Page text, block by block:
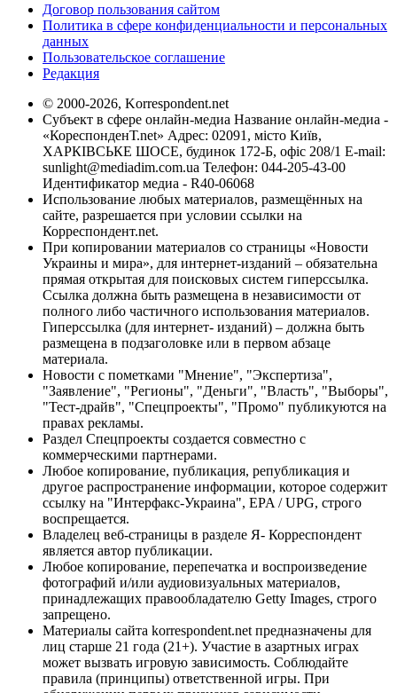
Договор пользования сайтом
Политика в сфере конфиденциальности и персональных
данных
Пользовательское соглашение
Редакция
© 2000-2026, Korrespondent.net
Субъект в сфере онлайн-медиа Название онлайн-медиа -
«КореспонденТ.net» Адрес: 02091, місто Київ,
ХАРКІВСЬКЕ ШОСЕ, будинок 172-Б, офіс 208/1 E-mail:
sunlight@mediadim.com.ua Телефон: 044-205-43-00
Идентификатор медиа - R40-06068
Использование любых материалов, размещённых на
сайте, разрешается при условии ссылки на
Корреспондент.net.
При копировании материалов со страницы «Новости
Украины и мира», для интернет-изданий – обязательна
прямая открытая для поисковых систем гиперссылка.
Ссылка должна быть размещена в независимости от
полного либо частичного использования материалов.
Гиперссылка (для интернет- изданий) – должна быть
размещена в подзаголовке или в первом абзаце
материала.
Новости с пометками "Мнение", "Экспертиза",
"Заявление", "Регионы", "Деньги", "Власть", "Выборы",
"Тест-драйв", "Спецпроекты", "Промо" публикуются на
правах рекламы.
Раздел Спецпроекты создается совместно с
коммерческими партнерами.
Любое копирование, публикация, републикация и
другое распространение информации, которое содержит
ссылку на "Интерфакс-Украина", EPA / UPG, строго
воспрещается.
Владелец веб-страницы в разделе Я- Корреспондент
является автор публикации.
Любое копирование, перепечатка и воспроизведение
фотографий и/или аудиовизуальных материалов,
принадлежащих правообладателю Getty Images, строго
запрещено.
Материалы сайта korrespondent.net предназначены для
лиц старше 21 года (21+). Участие в азартных играх
может вызвать игровую зависимость. Соблюдайте
правила (принципы) ответственной игры. При